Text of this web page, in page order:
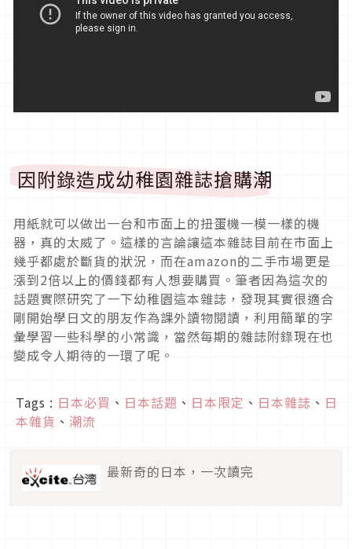
因附錄造成幼稚園雜誌搶購潮
用紙就可以做出一台和市面上的扭蛋機一模一樣的機
器，真的太威了。這樣的言論讓這本雜誌目前在市面上
幾乎都處於斷貨的狀況，而在amazon的二手市場更是
漲到2倍以上的價錢都有人想要購買。筆者因為這次的
話題實際研究了一下幼稚園這本雜誌，發現其實很適合
剛開始學日文的朋友作為課外讀物閱讀，利用簡單的字
彙學習一些科學的小常識，當然每期的雜誌附錄現在也
變成令人期待的一環了呢。
Tags : 日本必買 、 日本話題 、 日本限定 、 日本雜誌 、 日
本雜貨 、 潮流
最新奇的日本，一次讀完